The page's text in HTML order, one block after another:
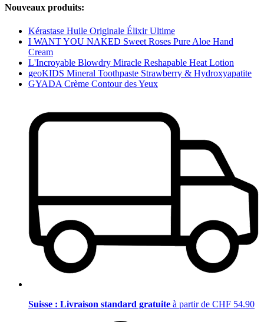
Nouveaux produits:
Kérastase Huile Originale Élixir Ultime
I WANT YOU NAKED Sweet Roses Pure Aloe Hand
Cream
L'Incroyable Blowdry Miracle Reshapable Heat Lotion
geoKIDS Mineral Toothpaste Strawberry & Hydroxyapatite
GYADA Crème Contour des Yeux
Suisse : Livraison standard gratuite à partir de CHF 54.90